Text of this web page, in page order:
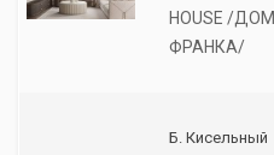
HOUSE /ДОМ
ФРАНКА/
Б. Кисельный